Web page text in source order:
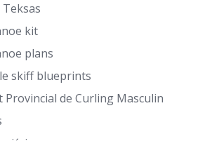
Teksas
kit
plans
skiff blueprints
Provincial de Curling Masculin